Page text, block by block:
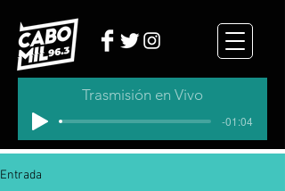
Trasmisión en Vivo
-01:04
Entrada